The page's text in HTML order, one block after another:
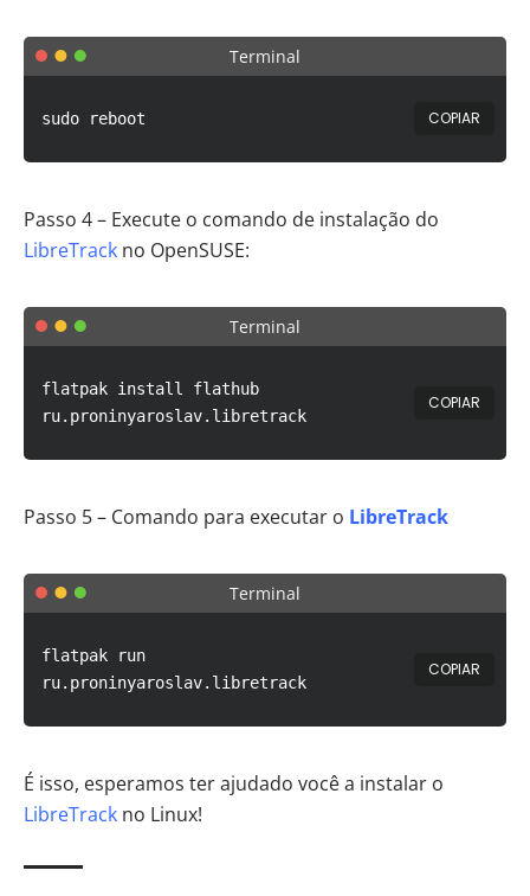
Terminal
sudo reboot COPIAR
Passo 4 – Execute o comando de instalação do
LibreTrack no OpenSUSE:
Terminal
flatpak install flathub
ru.proninyaroslav.libretrack
COPIAR
Passo 5 – Comando para executar o LibreTrack
Terminal
flatpak run
ru.proninyaroslav.libretrack
COPIAR
É isso, esperamos ter ajudado você a instalar o
LibreTrack no Linux!